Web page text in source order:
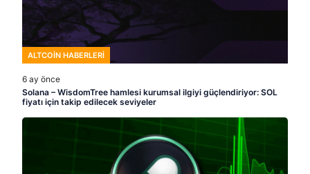
ALTCOIN HABERLERI
6 ay önce
Solana – WisdomTree hamlesi kurumsal ilgiyi güçlendiriyor: SOL
fiyatı için takip edilecek seviyeler